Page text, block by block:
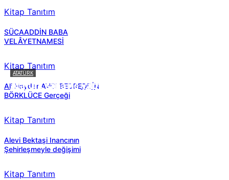
Kitap Tanıtım
SÜCAADDİN BABA
VELÂYETNAMESİ
Kitap Tanıtım
Ali Haydar AVCI BEDREDDİN
BÖRKLÜCE Gerçeği
Kitap Tanıtım
Alevi Bektaşi Inancının
Şehirleşmeyle değişimi
Kitap Tanıtım
ATATÜRK
Atatürk sana ne yaptı?